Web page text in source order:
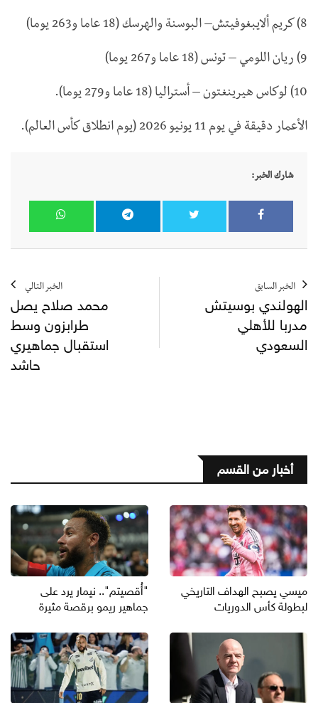
8) كريم ألايبغوفيتش– البوسنة والهرسك (18 عاما و263 يوما)
9) ريان اللومي – تونس (18 عاما و267 يوما)
10) لوكاس هيرينغتون – أستراليا (18 عاما و279 يوما).
الأعمار دقيقة في يوم 11 يونيو 2026 (يوم انطلاق كأس العالم).
شارك الخبر:
الخبر السابق
الهولندي بوسيتش
مدربا للأهلي
السعودي
الخبر التالي
محمد صلاح يصل
طرابزون وسط
استقبال جماهيري
حاشد
أخبار من القسم
ميسي يصبح الهداف التاريخي
لبطولة كأس الدوريات
"أُقصيتم".. نيمار يرد على
جماهير ريمو برقصة مثيرة